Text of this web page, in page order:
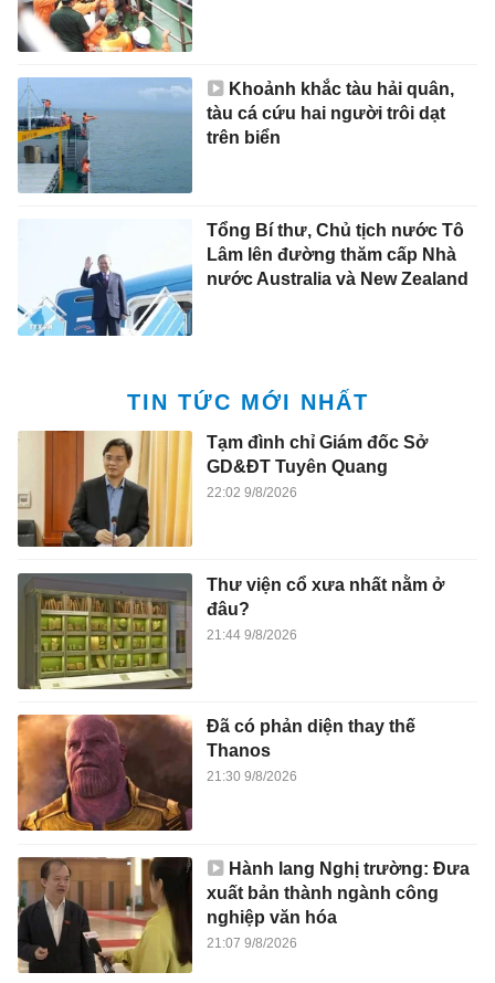
Khoảnh khắc tàu hải quân,
tàu cá cứu hai người trôi dạt
trên biển
Tổng Bí thư, Chủ tịch nước Tô
Lâm lên đường thăm cấp Nhà
nước Australia và New Zealand
TIN TỨC MỚI NHẤT
Tạm đình chỉ Giám đốc Sở
GD&ĐT Tuyên Quang
22:02 9/8/2026
Thư viện cổ xưa nhất nằm ở
đâu?
21:44 9/8/2026
Đã có phản diện thay thế
Thanos
21:30 9/8/2026
Hành lang Nghị trường: Đưa
xuất bản thành ngành công
nghiệp văn hóa
21:07 9/8/2026